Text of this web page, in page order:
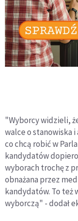
"Wyborcy widzieli,
walce o stanowiska
co chcą robić w
kandydatów
wyborach trochę z
obnażana przez
kandydatów. To też
wyborczą" - dodał